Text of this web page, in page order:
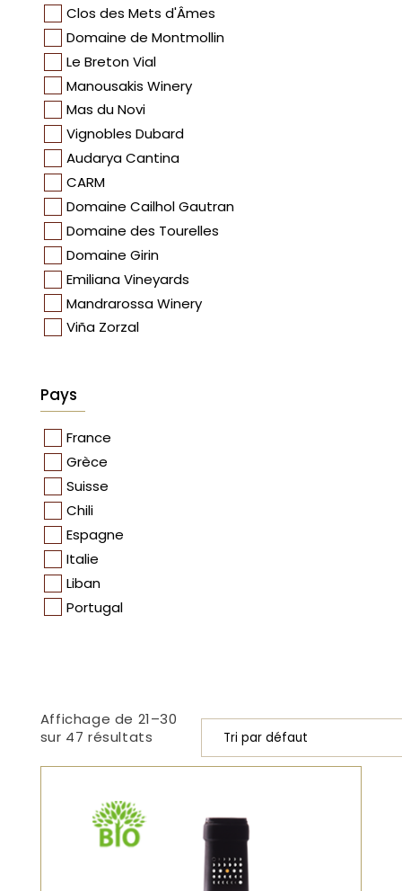
Clos des Mets d'Âmes
Domaine de Montmollin
Le Breton Vial
Manousakis Winery
Mas du Novi
Vignobles Dubard
Audarya Cantina
CARM
Domaine Cailhol Gautran
Domaine des Tourelles
Domaine Girin
Emiliana Vineyards
Mandrarossa Winery
Viña Zorzal
Pays
France
Grèce
Suisse
Chili
Espagne
Italie
Liban
Portugal
Affichage de 21–30
sur 47 résultats